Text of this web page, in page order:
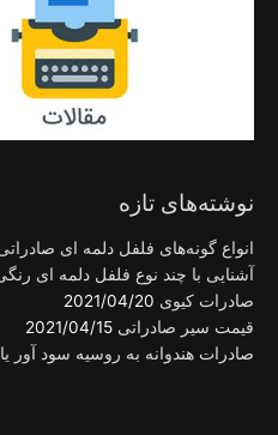
نوشته‌های تازه
انواع گونه‌های فلفل دلمه ای
آشنایی با چند نوع فلفل دلمه ای
صادرات کیوی 2021/04/20
قیمت سیر صادراتی 2021/04/15
صادرات هندوانه به روسیه سود آور